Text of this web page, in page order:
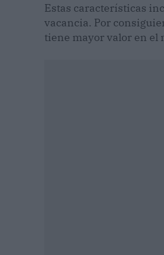
Estas características
vacancia. Por
tiene mayor valor en el